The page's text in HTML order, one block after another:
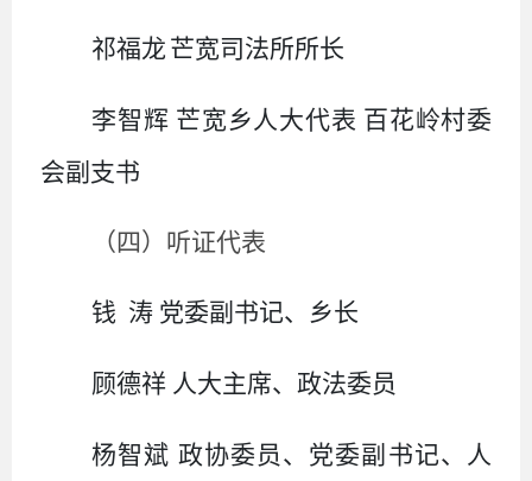
祁福龙 芒宽司法所所长
李智辉 芒宽乡人大代表 百花岭村委
会副支书
（四） 听证代表
钱 涛 党委副书记、乡长
顾德祥 人大主席、政法委员
杨智斌 政协委员、党委副书记、人